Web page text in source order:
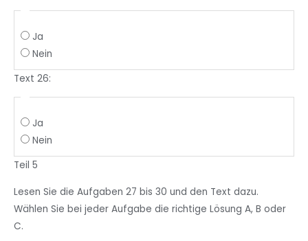
Ja
Nein
Text 26:
Ja
Nein
Teil 5
Lesen Sie die Aufgaben 27 bis 30 und den Text dazu.
Wählen Sie bei jeder Aufgabe die richtige Lösung A, B oder
C.